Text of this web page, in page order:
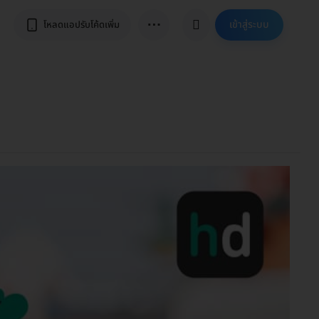
โหลดแอปรับโค้ดเพิ่ม ⋯ เข้าสู่ระบบ